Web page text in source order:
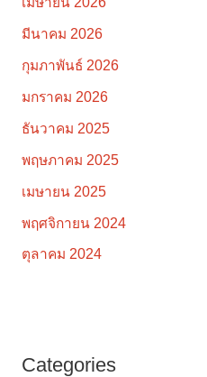
มีนาคม 2026
กุมภาพันธ์ 2026
มกราคม 2026
ธันวาคม 2025
พฤษภาคม 2025
เมษายน 2025
พฤศจิกายน 2024
ตุลาคม 2024
Categories